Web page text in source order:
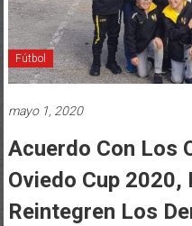
Fútbol
mayo 1, 2020
Acuerdo Con Los
Oviedo Cup 2020,
Reintegren Los